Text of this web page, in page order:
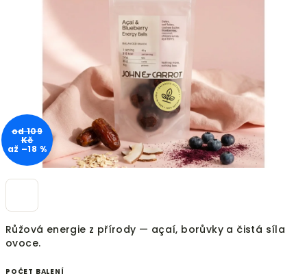
Růžová energie z přírody — açaí, borůvky a čistá síla
ovoce.
POČET BALENÍ
od 109
Kč
až –18 %